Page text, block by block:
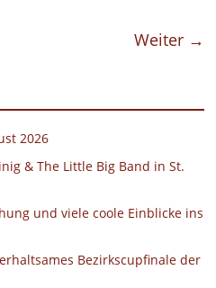
Weiter →
2026
& The Little Big Band in St.
und viele coole Einblicke ins
Bezirkscupfinale der